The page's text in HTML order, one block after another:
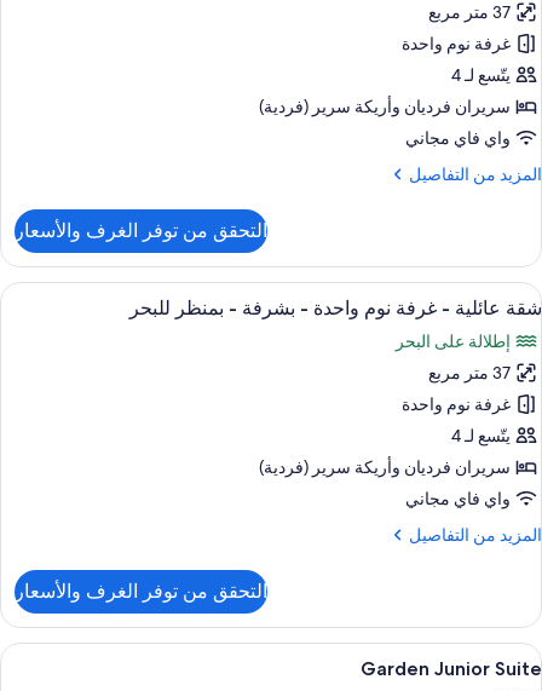
شقة
-
غرفة
نوم
واحدة
37 متر مربع
غرفة نوم واحدة
يتّسع لـ 4
سريران فرديان‫‬ وأريكة سرير (فردية)
واي فاي مجاني
المزيد من التفاصيل
المزيد
شقة
غرفة
واحدة
التحقق من توفر الغرف والأسعار
استعراض
جميع
صور
شقة
عائلية
-
غرفة
نوم
واحدة
-
بمنظر
للبحر
خزنة داخل الغرفة وستائر تعتيم ومكواة/
5
شقة عائلية - غرفة نوم واحدة - بشرفة - بمنظر للبحر
إطلالة على البحر
37 متر مربع
غرفة نوم واحدة
يتّسع لـ 4
سريران فرديان‫‬ وأريكة سرير (فردية)
واي فاي مجاني
المزيد من التفاصيل
المزيد
شقة
عائلية
-
التحقق من توفر الغرف والأسعار
استعراض
جميع
خزنة داخل الغرفة وستائر تعتيم ومكواة/
8
Garden Junior Suite